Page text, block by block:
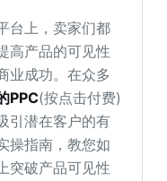
台上，卖家们都
高产品的可见性
业成功。在众多
PPC(按点击付费)
引潜在客户的有
操指南，教您如
突破产品可见性